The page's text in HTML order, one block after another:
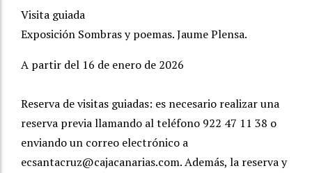
Visita guiada
Exposición Sombras y poemas. Jaume Plensa.
A partir del 16 de enero de 2026
Reserva de visitas guiadas: es necesario realizar una
reserva previa llamando al teléfono 922 47 11 38 o
enviando un correo electrónico a
ecsantacruz@cajacanarias.com. Además, la reserva y